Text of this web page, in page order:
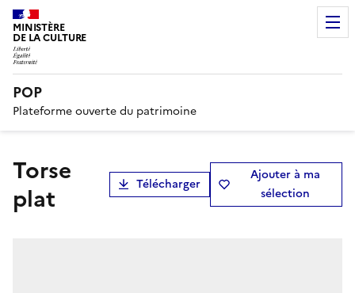
MINISTÈRE
DE LA CULTURE
POP
Plateforme ouverte du patrimoine
Torse
plat
Télécharger
Ajouter à ma
sélection